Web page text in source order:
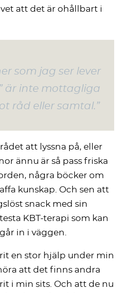
att det är ohållbart i
som jag ser lever
är inte mottagliga
råd eller samtal.”
att lyssna på, eller
ännu är så pass friska
några böcker om
kunskap. Och sen att
snack med sin
KBT-terapi som kan
in i väggen.
en stor hjälp under min
att det finns andra
i min sits. Och att de nu